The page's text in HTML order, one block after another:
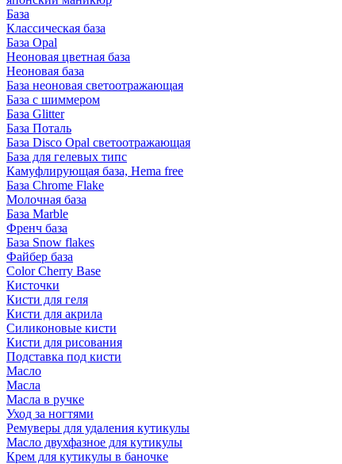
База
Классическая база
База Opal
Неоновая цветная база
Неоновая база
База неоновая светоотражающая
База с шиммером
База Glitter
База Поталь
База Disco Opal светоотражающая
База для гелевых типс
Камуфлирующая база, Hema free
База Chrome Flake
Молочная база
База Marble
Френч база
База Snow flakes
Файбер база
Color Cherry Base
Кисточки
Кисти для геля
Кисти для акрила
Силиконовые кисти
Кисти для рисования
Подставка под кисти
Масло
Масла
Масла в ручке
Уход за ногтями
Ремуверы для удаления кутикулы
Масло двухфазное для кутикулы
Крем для кутикулы в баночке